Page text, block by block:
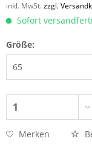
inkl. MwSt.zzgl.
Sofort
Größe:
Merken